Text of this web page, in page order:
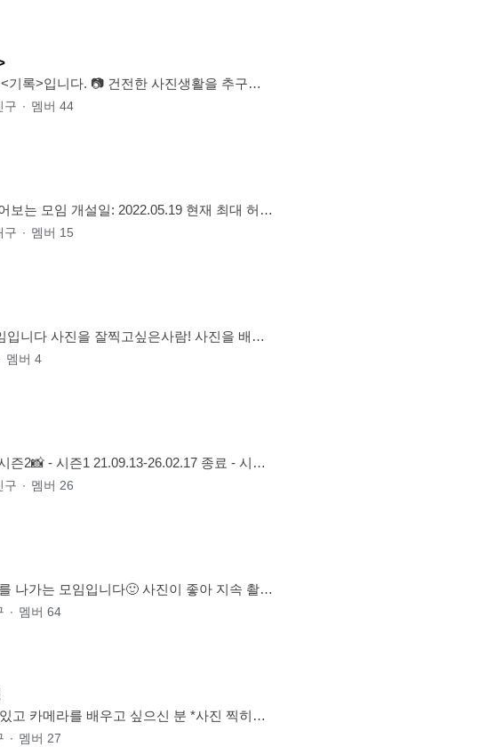
변모하는것은 상관 없습니다.) ✅가입하
기록>입니다. 📷 건전한 사진생활을 추구합
잠수🚫, 사람조정🚫 등 ➡️ 사건, 사고친 이력
구 ∙ 멤버 44
현재 최대 허용
사를 바탕으로 함께 친해지고, 배우고, 공유
구 ∙ 멤버 15
니다 사진을 잘찍고싶은사람! 사진을 배우
! 사진 찍히고싶은사람! 평일에 쉬는사람! 주
멤버 4
2📸 - 시즌1 21.09.13-26.02.17 종료 - 시즌2
로 다양한 친목활동을 합니다. - 함께 추억을
눈팅x) 3. 매월1회이상이거나 자주모임참석
구 ∙ 멤버 26
니다🙂 사진이 좋아 지속 촬영
필요하신 분! 사진 모델에 관심있으시고 포
∙ 멤버 64
. 필름 따지지 않아요 카
∙ 멤버 27